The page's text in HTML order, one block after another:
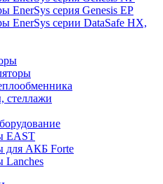
EnerSys серия Genesis EP
EnerSys серии DataSafe HX,
стеллажи
EAST
для АКБ Forte
Lanches